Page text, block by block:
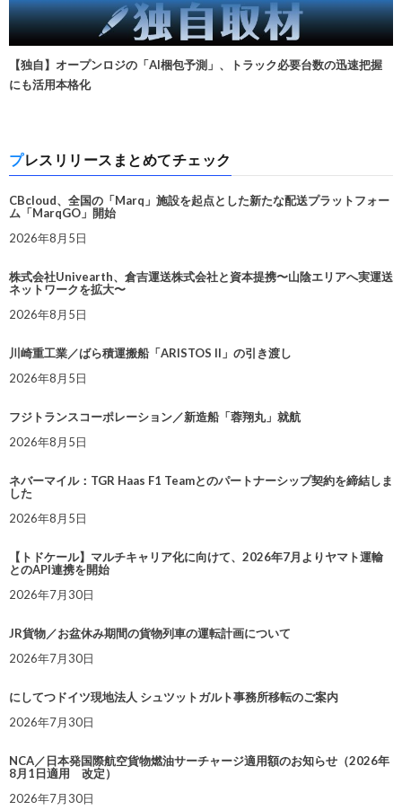
【独自】オープンロジの「AI梱包予測」、トラック必要台数の迅速把握
にも活用本格化
プレスリリースまとめてチェック
CBcloud、全国の「Marq」施設を起点とした新たな配送プラットフォー
ム「MarqGO」開始
2026年8月5日
株式会社Univearth、倉吉運送株式会社と資本提携〜山陰エリアへ実運送
ネットワークを拡大〜
2026年8月5日
川崎重工業／ばら積運搬船「ARISTOS II」の引き渡し
2026年8月5日
フジトランスコーポレーション／新造船「蓉翔丸」就航
2026年8月5日
ネバーマイル：TGR Haas F1 Teamとのパートナーシップ契約を締結しま
した
2026年8月5日
【トドケール】マルチキャリア化に向けて、2026年7月よりヤマト運輸
とのAPI連携を開始
2026年7月30日
JR貨物／お盆休み期間の貨物列車の運転計画について
2026年7月30日
にしてつドイツ現地法人 シュツットガルト事務所移転のご案内
2026年7月30日
NCA／日本発国際航空貨物燃油サーチャージ適用額のお知らせ（2026年
8月1日適用 改定）
2026年7月30日